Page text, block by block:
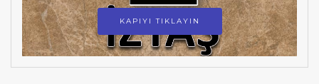
KAPIYI TIKLAYIN